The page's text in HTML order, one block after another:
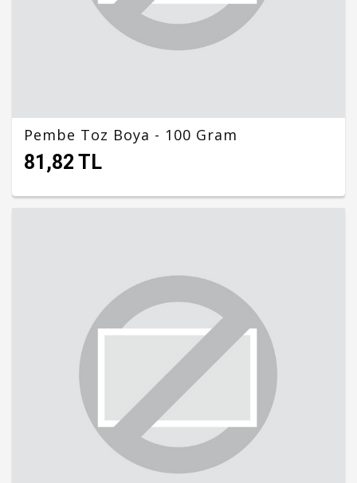
Pembe Toz Boya - 100 Gram
81,82 TL